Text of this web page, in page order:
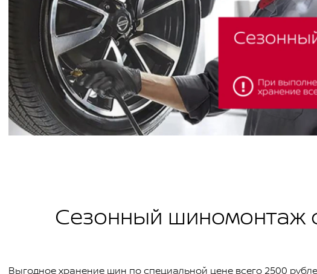
Сезонный шиномонтаж
Выгодное хранение шин по специальной цене всего 2500